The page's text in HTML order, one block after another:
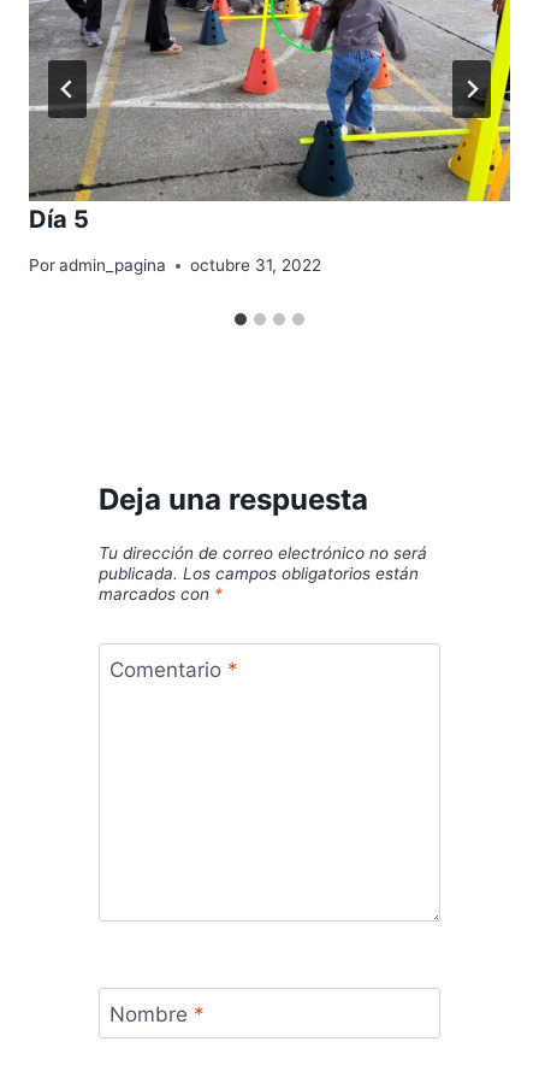
Día 5
Poradmin_pagina octubre 31, 2022
Deja una respuesta
Tu dirección de correo electrónico no será
publicada. Los campos obligatorios están
marcados con *
Comentario *
Nombre *